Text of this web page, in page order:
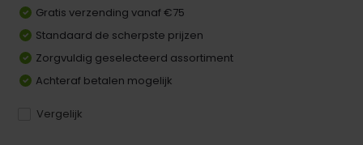
Gratis verzending vanaf €75
Standaard de scherpste prijzen
Zorgvuldig geselecteerd assortiment
Achteraf betalen mogelijk
Vergelijk